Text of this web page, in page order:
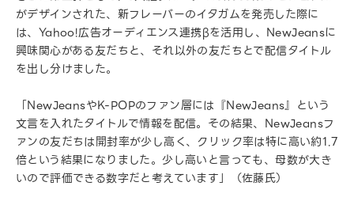
がデザインされた、新フレーバーのイタガムを発売した際に
は、Yahoo!広告オーディエンス連携βを活用し、NewJeansに
興味関心がある友だちと、それ以外の友だちとで配信タイトル
を出し分けました。
「NewJeansやK-POPのファン層には『NewJeans』という
文言を入れたタイトルで情報を配信。その結果、NewJeansフ
ァンの友だちは開封率が少し高く、クリック率は特に高い約1.7
倍という結果になりました。少し高いと言っても、母数が大き
いので評価できる数字だと考えています」（佐藤氏）